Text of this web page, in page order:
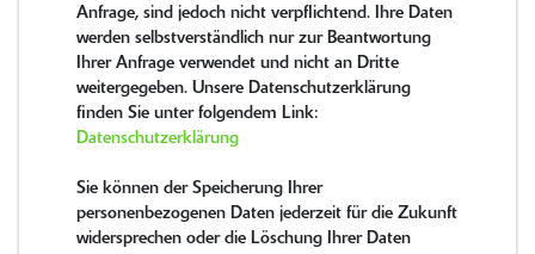
Anfrage, sind jedoch nicht verpflichtend. Ihre Daten
werden selbstverständlich nur zur Beantwortung
Ihrer Anfrage verwendet und nicht an Dritte
weitergegeben. Unsere Datenschutzerklärung
finden Sie unter folgendem Link:
Datenschutzerklärung
Sie können der Speicherung Ihrer
personenbezogenen Daten jederzeit für die Zukunft
widersprechen oder die Löschung Ihrer Daten